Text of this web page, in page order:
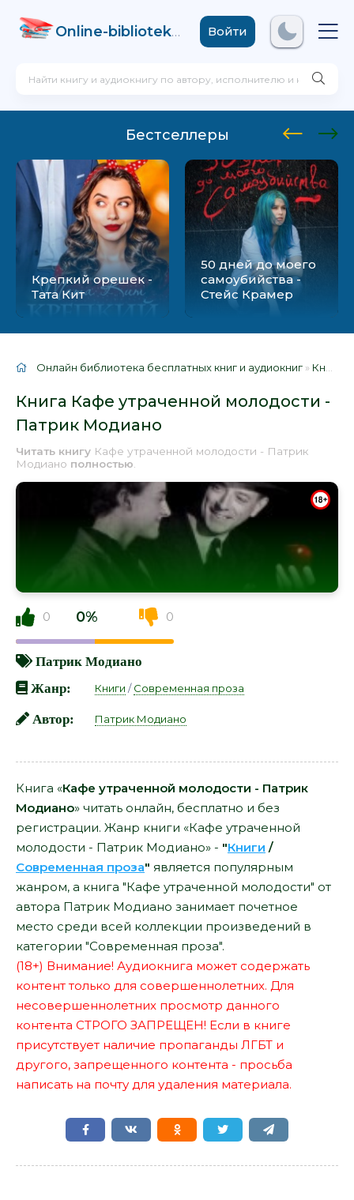
Online-biblioteka .comВойти
Бестселлеры
Крепкий орешек -
Тата Кит
50 дней до моего
самоубийства -
Стейс Крамер
Онлайн библиотека бесплатных книг и аудиокниг » Книги
Книга Кафе утраченной молодости -
Патрик Модиано
Читать книгу Кафе утраченной молодости - Патрик
Модиано полностью
0 0% 0
Патрик Модиано
Жанр:
Книги /Современная проза
Автор: Патрик Модиано
Книга «Кафе утраченной молодости - Патрик
Модиано» читать онлайн, бесплатно и без
регистрации. Жанр книги «Кафе утраченной
молодости - Патрик Модиано» - "Книги /
Современная проза" является популярным
жанром, а книга "Кафе утраченной молодости" от
автора Патрик Модиано занимает почетное
место среди всей коллекции произведений в
категории "Современная проза".
(18+) Внимание! Аудиокнига может содержать
контент только для совершеннолетних. Для
несовершеннолетних просмотр данного
контента СТРОГО ЗАПРЕЩЕН! Если в книге
присутствует наличие пропаганды ЛГБТ и
другого, запрещенного контента - просьба
написать на почту для удаления материала.